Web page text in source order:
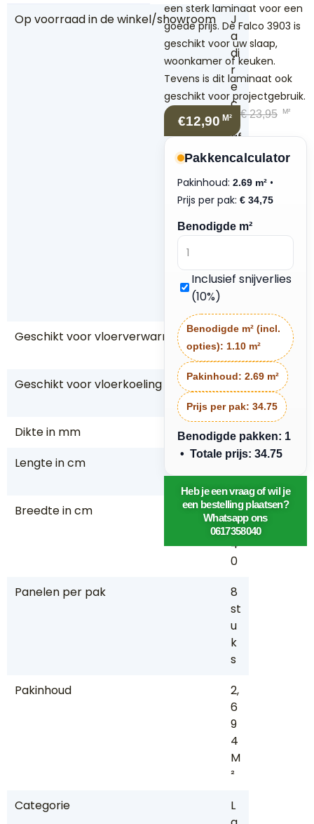
Op voorraad in de winkel/showroom
J
a
di
r
e
c
t
af
h
e
n
is
m
g
el
Geschikt voor vloerverwarming
J
a
Geschikt voor vloerkoeling
J
Dikte in mm
8
Lengte in cm
13
8
Breedte in cm
2
4,
4
0
Panelen per pak
8
st
u
k
s
Pakinhoud
2,
6
9
4
M
²
Categorie
L
een sterk laminaat voor een
goede prijs. De Falco 3903 is
geschikt voor uw slaap,
woonkamer of keuken.
Tevens is dit laminaat ook
geschikt voor projectgebruik.
€12,90 M² €23,95 M²
Pakkencalculator
Pakinhoud: 2.69 m² •
Prijs per pak: € 34,75
Benodigde m²
Inclusief snijverlies
(10%)
Benodigde m² (incl.
opties): 1.10 m²
Pakinhoud: 2.69 m²
Prijs per pak: 34.75
Benodigde pakken: 1
• Totale prijs: 34.75
Heb je een vraag of wil je
een bestelling plaatsen?
Whatsapp ons
0617358040